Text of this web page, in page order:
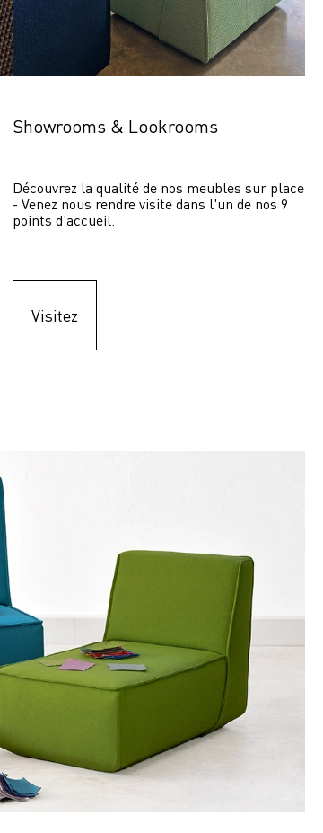
Showrooms & Lookrooms
Découvrez la qualité de nos meubles sur place
- Venez nous rendre visite dans l'un de nos 9
points d'accueil.
Visitez